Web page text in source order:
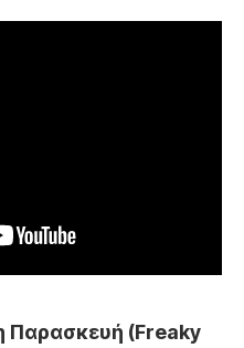
Παρασκευή (Freaky